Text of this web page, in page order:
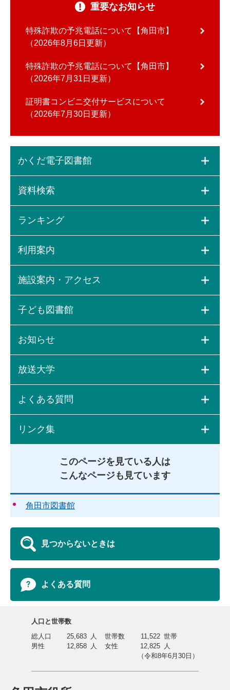
重要なお知らせ
特殊詐欺の予兆電話について【角田市】
2026年8月6日更新
特殊詐欺の予兆電話について【角田市】
2026年7月31日更新
証明書コンビニ交付サービスについて
2026年7月30日更新
かくだ電子図書館
資料検索
ランキング
利用案内
施設案内・アクセス
子ども図書館
お知らせ
放送大学
よくある質問
リンク集
このページを見ている人は
こんなページも見ています
角田市図書館
見つからないときは
よくある質問
人口と世帯数
総人口
25,683 人 世帯数 11,522 世帯
男性
12,858 人 女性 12,825 人
（令和8年6月30日）